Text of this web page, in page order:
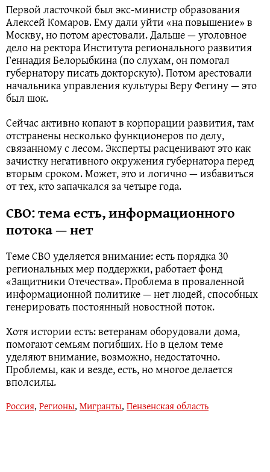
Первой ласточкой был экс-министр образования
Алексей Комаров. Ему дали уйти «на повышение» в
Москву, но потом арестовали. Дальше — уголовное
дело на ректора Института регионального развития
Геннадия Белорыбкина (по слухам, он помогал
губернатору писать докторскую). Потом арестовали
начальника управления культуры Веру Фегину — это
был шок.
Сейчас активно копают в корпорации развития, там
отстранены несколько функционеров по делу,
связанному с лесом. Эксперты расценивают это как
зачистку негативного окружения губернатора перед
вторым сроком. Может, это и логично — избавиться
от тех, кто запачкался за четыре года.
СВО: тема есть, информационного
потока — нет
Теме СВО уделяется внимание: есть порядка 30
региональных мер поддержки, работает фонд
«Защитники Отечества». Проблема в проваленной
информационной политике — нет людей, способных
генерировать постоянный новостной поток.
Хотя истории есть: ветеранам оборудовали дома,
помогают семьям погибших. Но в целом теме
уделяют внимание, возможно, недостаточно.
Проблемы, как и везде, есть, но многое делается
вполсилы.
Россия, Регионы, Мигранты, Пензенская область